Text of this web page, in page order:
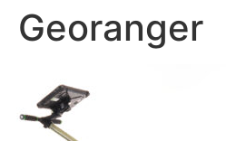
Georanger